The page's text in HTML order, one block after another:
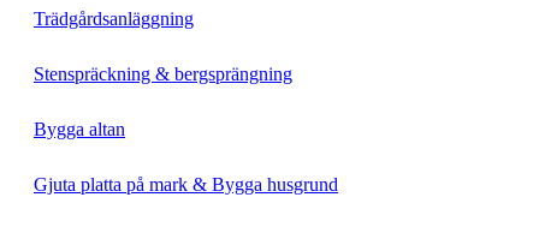
Trädgårdsanläggning
Stenspräckning & bergsprängning
Bygga altan
Gjuta platta på mark & Bygga husgrund